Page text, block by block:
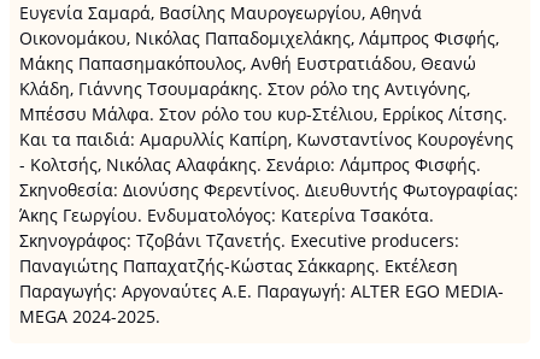
Ευγενία Σαμαρά, Βασίλης Μαυρογεωργίου, Αθηνά
Οικονομάκου, Νικόλας Παπαδομιχελάκης, Λάμπρος Φισφής,
Μάκης Παπασημακόπουλος, Ανθή Ευστρατιάδου, Θεανώ
Κλάδη, Γιάννης Τσουμαράκης. Στον ρόλο της Αντιγόνης,
Μπέσσυ Μάλφα. Στον ρόλο του κυρ-Στέλιου, Ερρίκος Λίτσης.
Και τα παιδιά: Αμαρυλλίς Καπίρη, Κωνσταντίνος Κουρογένης
- Κολτσής, Νικόλας Αλαφάκης. Σενάριο: Λάμπρος Φισφής.
Σκηνοθεσία: Διονύσης Φερεντίνος. Διευθυντής Φωτογραφίας:
Άκης Γεωργίου. Ενδυματολόγος: Κατερίνα Τσακότα.
Σκηνογράφος: Τζοβάνι Τζανετής. Executive producers:
Παναγιώτης Παπαχατζής-Κώστας Σάκκαρης. Εκτέλεση
Παραγωγής: Αργοναύτες Α.Ε. Παραγωγή: ALTER EGO MEDIA-
MEGA 2024-2025.